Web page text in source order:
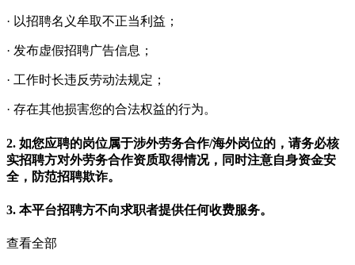
· 以招聘名义牟取不正当利益；
· 发布虚假招聘广告信息；
· 工作时长违反劳动法规定；
· 存在其他损害您的合法权益的行为。
2. 如您应聘的岗位属于涉外劳务合作/海外岗位的，请务必核
实招聘方对外劳务合作资质取得情况，同时注意自身资金安
全，防范招聘欺诈。
3. 本平台招聘方不向求职者提供任何收费服务。
查看全部